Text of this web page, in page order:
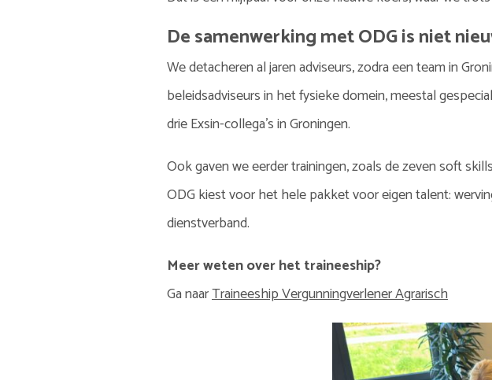
De samenwerking met ODG is niet
We detacheren al jaren adviseurs, zodra een team in
beleidsadviseurs in het fysieke domein, meestal
drie Exsin-collega’s in Groningen.
Ook gaven we eerder trainingen, zoals de zeven soft
ODG kiest voor het hele pakket voor eigen talent:
dienstverband.
Meer weten over het traineeship?
Ga naarTraineeship Vergunningverlener Agrarisch